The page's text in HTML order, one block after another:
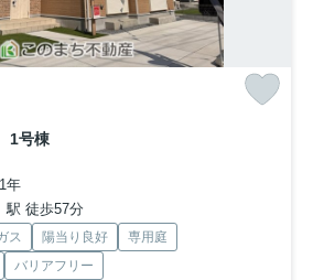
1号棟
年
駅 徒歩57分
ス 陽当り良好
専用庭
バリアフリー